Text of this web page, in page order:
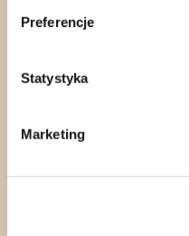
Preferencje
Statystyka
Marketing